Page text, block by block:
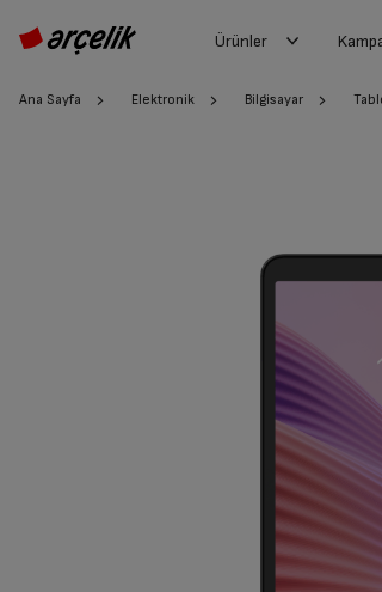
Ürünler
Ana Sayfa Elektronik Bilgisayar